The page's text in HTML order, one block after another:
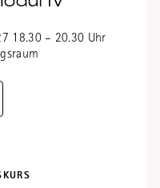
18.30 – 20.30 Uhr